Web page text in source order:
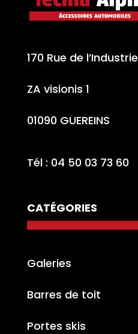
170 Rue de l’Industrie
ZA visionis 1
01090 GUEREINS
Tél : 04 50 03 73 60
CATÉGORIES
Galeries
Barres de toit
Portes skis